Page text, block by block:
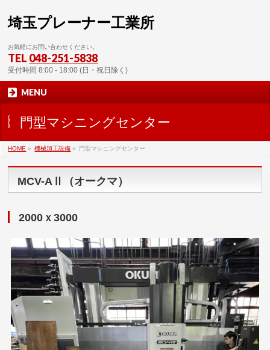
埼玉プレーナー工業所
お気軽にお問い合わせください。
TEL 048-251-5838
受付時間 8:00 - 18:00 (日・祝日除く)
MENU
門型マシニングセンター
HOME » 機械加工設備 » 門型マシニングセンター
MCV-AⅡ（オークマ）
2000ｘ3000